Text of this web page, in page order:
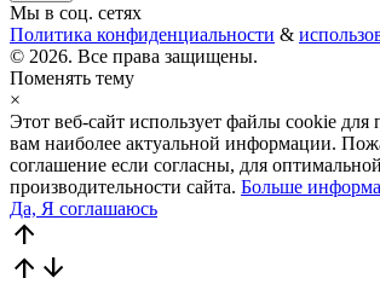
Мы в соц. сетях
Политика конфиденциальности &
© 2026. Все права защищены.
Поменять тему
×
Этот веб-сайт использует файлы cookie для
вам наиболее актуальной информации.
соглашение если согласны, для оптимальной
производительности сайта. Больше
Да, Я соглашаюсь
arrow_upward
arrow_upward arrow_downward